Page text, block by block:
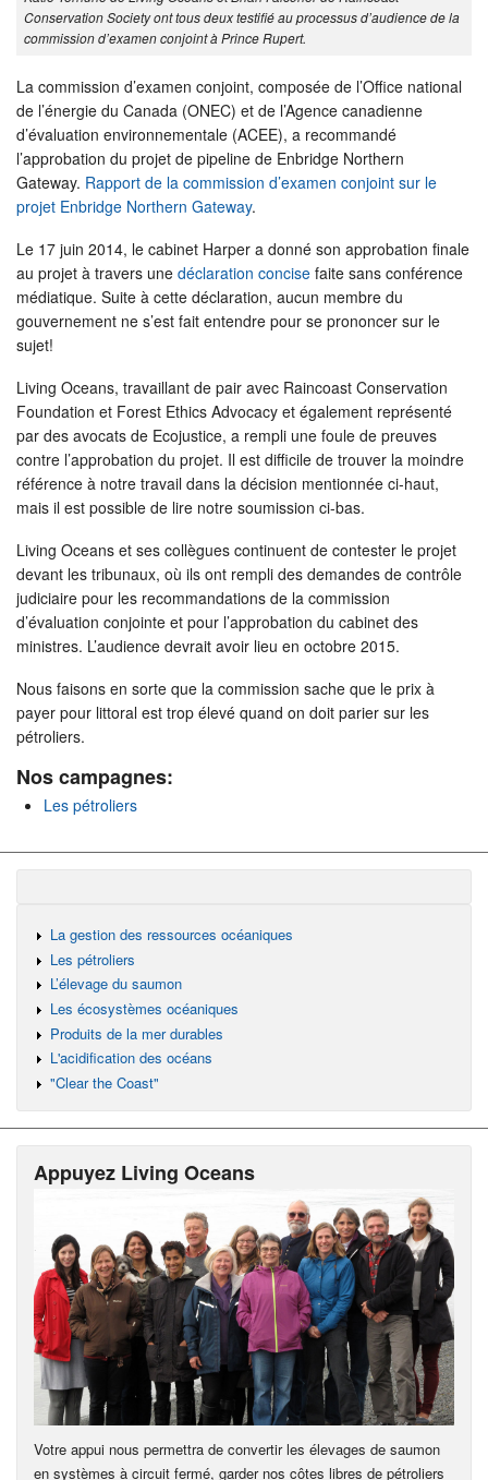
Conservation Society ont tous deux testifié au processus d’audience de la
commission d’examen conjoint à Prince Rupert.
La commission d’examen conjoint, composée de l’Office national
de l’énergie du Canada (ONEC) et de l’Agence canadienne
d’évaluation environnementale (ACEE), a recommandé
l’approbation du projet de pipeline de Enbridge Northern
Gateway. Rapport de la commission d’examen conjoint sur le
projet Enbridge Northern Gateway.
Le 17 juin 2014, le cabinet Harper a donné son approbation finale
au projet à travers une déclaration concise faite sans conférence
médiatique. Suite à cette déclaration, aucun membre du
gouvernement ne s’est fait entendre pour se prononcer sur le
sujet!
Living Oceans, travaillant de pair avec Raincoast Conservation
Foundation et Forest Ethics Advocacy et également représenté
par des avocats de Ecojustice, a rempli une foule de preuves
contre l’approbation du projet. Il est difficile de trouver la moindre
référence à notre travail dans la décision mentionnée ci-haut,
mais il est possible de lire notre soumission ci-bas.
Living Oceans et ses collègues continuent de contester le projet
devant les tribunaux, où ils ont rempli des demandes de contrôle
judiciaire pour les recommandations de la commission
d’évaluation conjointe et pour l’approbation du cabinet des
ministres. L’audience devrait avoir lieu en octobre 2015.
Nous faisons en sorte que la commission sache que le prix à
payer pour littoral est trop élevé quand on doit parier sur les
pétroliers.
Nos campagnes:
Les pétroliers
La gestion des ressources océaniques
Les pétroliers
L’élevage du saumon
Les écosystèmes océaniques
Produits de la mer durables
L'acidification des océans
"Clear the Coast"
Appuyez Living Oceans
Votre appui nous permettra de convertir les élevages de saumon
en systèmes à circuit fermé, garder nos côtes libres de pétroliers